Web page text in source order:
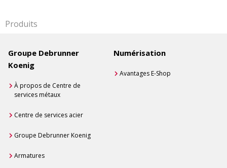
Produits
Groupe Debrunner
Koenig
À propos de Centre de
services métaux
Centre de services acier
Groupe Debrunner Koenig
Armatures
Numérisation
Avantages E-Shop